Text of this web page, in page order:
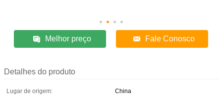
Melhor preço Fale Conosco
Detalhes do produto
Lugar de origem:
China